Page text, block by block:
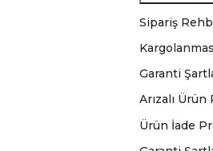
Sipariş
Garanti
Arızalı
Ürün İade